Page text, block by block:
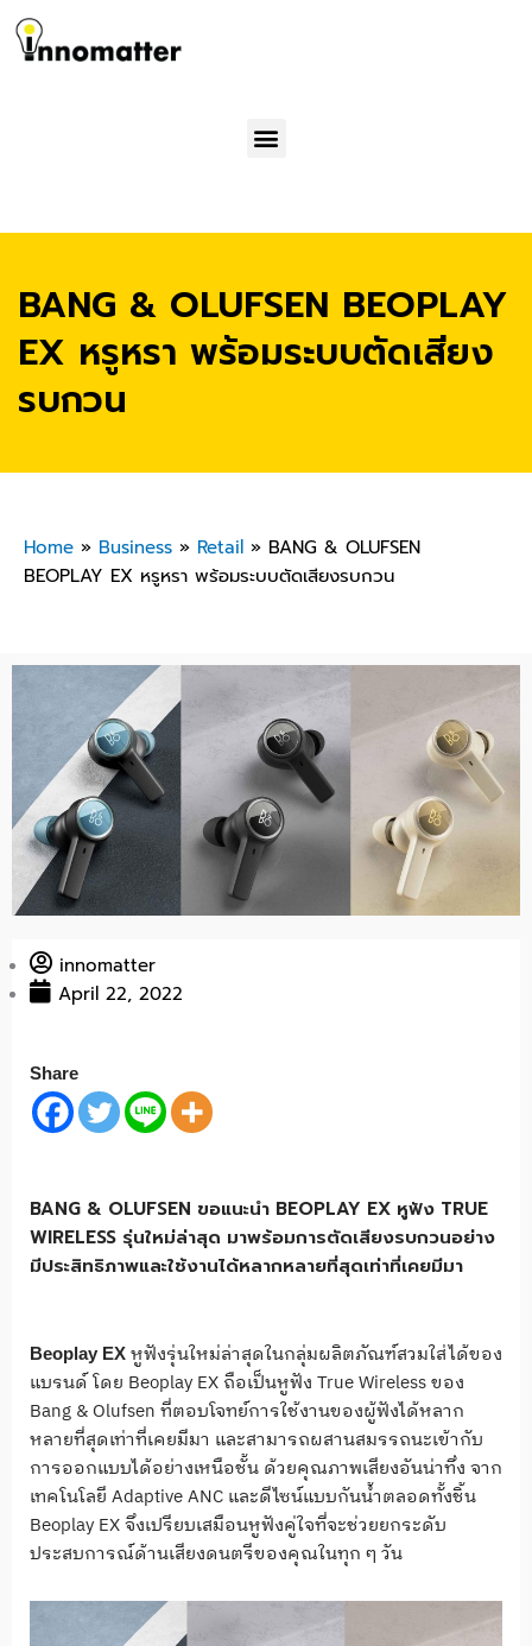
Menu
BANG & OLUFSEN BEOPLAY
EX หรูหรา พร้อมระบบตัดเสียง
รบกวน
Home » Business » Retail » BANG & OLUFSEN
BEOPLAY EX หรูหรา พร้อมระบบตัดเสียงรบกวน
innomatter
April 22, 2022
Share
BANG & OLUFSEN ขอแนะนำ BEOPLAY EX หูฟัง TRUE
WIRELESS รุ่นใหม่ล่าสุด มาพร้อมการตัดเสียงรบกวนอย่าง
มีประสิทธิภาพและใช้งานได้หลากหลายที่สุดเท่าที่เคยมีมา
Beoplay EX หูฟังรุ่นใหม่ล่าสุดในกลุ่มผลิตภัณฑ์สวมใส่ได้ของ
แบรนด์ โดย Beoplay EX ถือเป็นหูฟัง True Wireless ของ
Bang & Olufsen ที่ตอบโจทย์การใช้งานของผู้ฟังได้หลาก
หลายที่สุดเท่าที่เคยมีมา และสามารถผสานสมรรถนะเข้ากับ
การออกแบบได้อย่างเหนือชั้น ด้วยคุณภาพเสียงอันน่าทึ่ง จาก
เทคโนโลยี Adaptive ANC และดีไซน์แบบกันน้ำตลอดทั้งชิ้น
Beoplay EX จึงเปรียบเสมือนหูฟังคู่ใจที่จะช่วยยกระดับ
ประสบการณ์ด้านเสียงดนตรีของคุณในทุก ๆ วัน